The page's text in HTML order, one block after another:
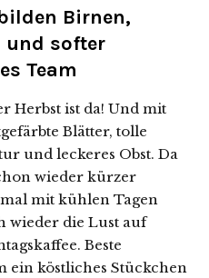
Birnen,
und softer
Team
Herbst ist da! Und mit
Blätter, tolle
und leckeres Obst. Da
wieder kürzer
mit kühlen Tagen
wieder die Lust auf
Beste
ein köstliches Stückchen